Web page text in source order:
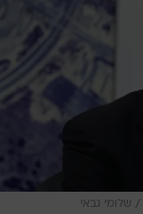
/ שלומי גבאי